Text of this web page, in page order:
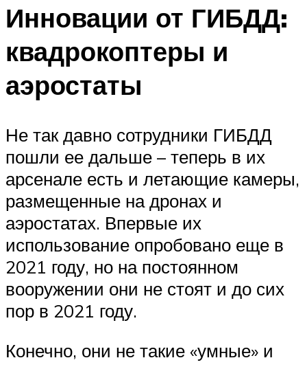
Инновации от ГИБДД:
квадрокоптеры и
аэростаты
Не так давно сотрудники ГИБДД
пошли ее дальше – теперь в их
арсенале есть и летающие камеры,
размещенные на дронах и
аэростатах. Впервые их
использование опробовано еще в
2021 году, но на постоянном
вооружении они не стоят и до сих
пор в 2021 году.
Конечно, они не такие «умные» и